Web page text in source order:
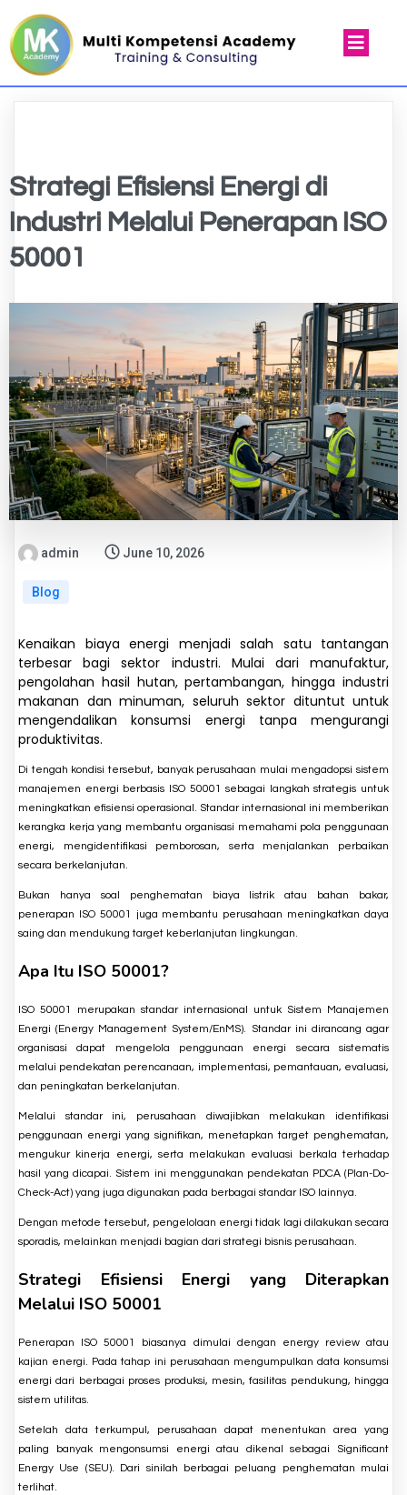
Strategi Efisiensi Energi di
Industri Melalui Penerapan ISO
50001
admin June 10, 2026
Blog
Kenaikan biaya energi menjadi salah satu tantangan
terbesar bagi sektor industri. Mulai dari manufaktur,
pengolahan hasil hutan, pertambangan, hingga industri
makanan dan minuman, seluruh sektor dituntut untuk
mengendalikan konsumsi energi tanpa mengurangi
produktivitas.
Di tengah kondisi tersebut, banyak perusahaan mulai mengadopsi sistem
manajemen energi berbasis ISO 50001 sebagai langkah strategis untuk
meningkatkan efisiensi operasional. Standar internasional ini memberikan
kerangka kerja yang membantu organisasi memahami pola penggunaan
energi, mengidentifikasi pemborosan, serta menjalankan perbaikan
secara berkelanjutan.
Bukan hanya soal penghematan biaya listrik atau bahan bakar,
penerapan ISO 50001 juga membantu perusahaan meningkatkan daya
saing dan mendukung target keberlanjutan lingkungan.
Apa Itu ISO 50001?
ISO 50001 merupakan standar internasional untuk Sistem Manajemen
Energi (Energy Management System/EnMS). Standar ini dirancang agar
organisasi dapat mengelola penggunaan energi secara sistematis
melalui pendekatan perencanaan, implementasi, pemantauan, evaluasi,
dan peningkatan berkelanjutan.
Melalui standar ini, perusahaan diwajibkan melakukan identifikasi
penggunaan energi yang signifikan, menetapkan target penghematan,
mengukur kinerja energi, serta melakukan evaluasi berkala terhadap
hasil yang dicapai. Sistem ini menggunakan pendekatan PDCA (Plan-Do-
Check-Act) yang juga digunakan pada berbagai standar ISO lainnya.
Dengan metode tersebut, pengelolaan energi tidak lagi dilakukan secara
sporadis, melainkan menjadi bagian dari strategi bisnis perusahaan.
Strategi Efisiensi Energi yang Diterapkan
Melalui ISO 50001
Penerapan ISO 50001 biasanya dimulai dengan energy review atau
kajian energi. Pada tahap ini perusahaan mengumpulkan data konsumsi
energi dari berbagai proses produksi, mesin, fasilitas pendukung, hingga
sistem utilitas.
Setelah data terkumpul, perusahaan dapat menentukan area yang
paling banyak mengonsumsi energi atau dikenal sebagai Significant
Energy Use (SEU). Dari sinilah berbagai peluang penghematan mulai
terlihat.